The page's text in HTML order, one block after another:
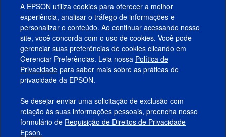
Produtos
Suporte
Links Sugeridos
Empresa
A EPSON utiliza cookies para oferecer a melhor
experiência, analisar o tráfego de informações e
personalizar o conteúdo. Ao continuar acessando nosso
site, você concorda com o uso de cookies. Você pode
gerenciar suas preferências de cookies clicando em
Gerenciar Preferências. Leia nossa Política de
Privacidade para saber mais sobre as práticas de
privacidade da EPSON.
Se desejar enviar uma solicitação de exclusão com
relação às suas informações pessoais, preencha nosso
formulário de Requisição de Direitos de Privacidade
Epson.